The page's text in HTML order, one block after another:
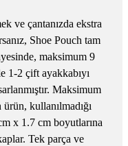
ve çantanızda ekstra
Shoe Pouch tam
maksimum 9
1-2 çift ayakkabıyı
Maksimum
kullanılmadığı
x 1.7 cm boyutlarına
Tek parça ve